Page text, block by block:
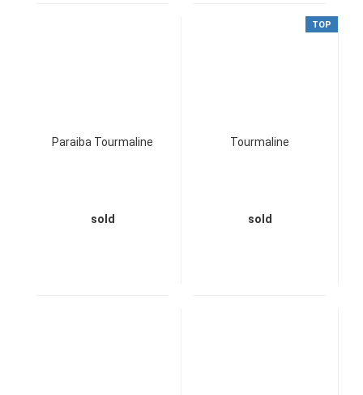
Paraiba Tourmaline
sold
TOP
Tourmaline
sold